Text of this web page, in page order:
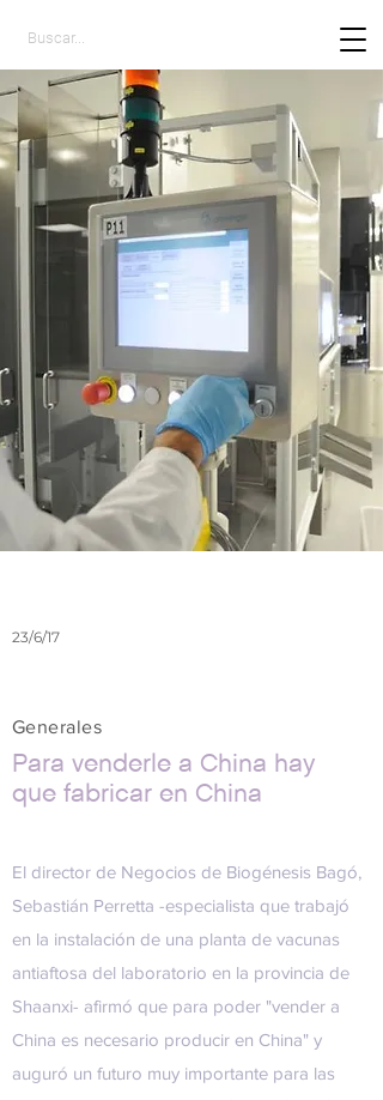
23/6/17
Generales
Para venderle a China hay
que fabricar en China
El director de Negocios de Biogénesis Bagó,
Sebastián Perretta -especialista que trabajó
en la instalación de una planta de vacunas
antiaftosa del laboratorio en la provincia de
Shaanxi- afirmó que para poder "vender a
China es necesario producir en China" y
auguró un futuro muy importante para las